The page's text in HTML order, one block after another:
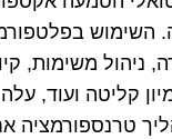
השימוש
ניהול משימות,
קליטה ועוד,
טרנספורמציה